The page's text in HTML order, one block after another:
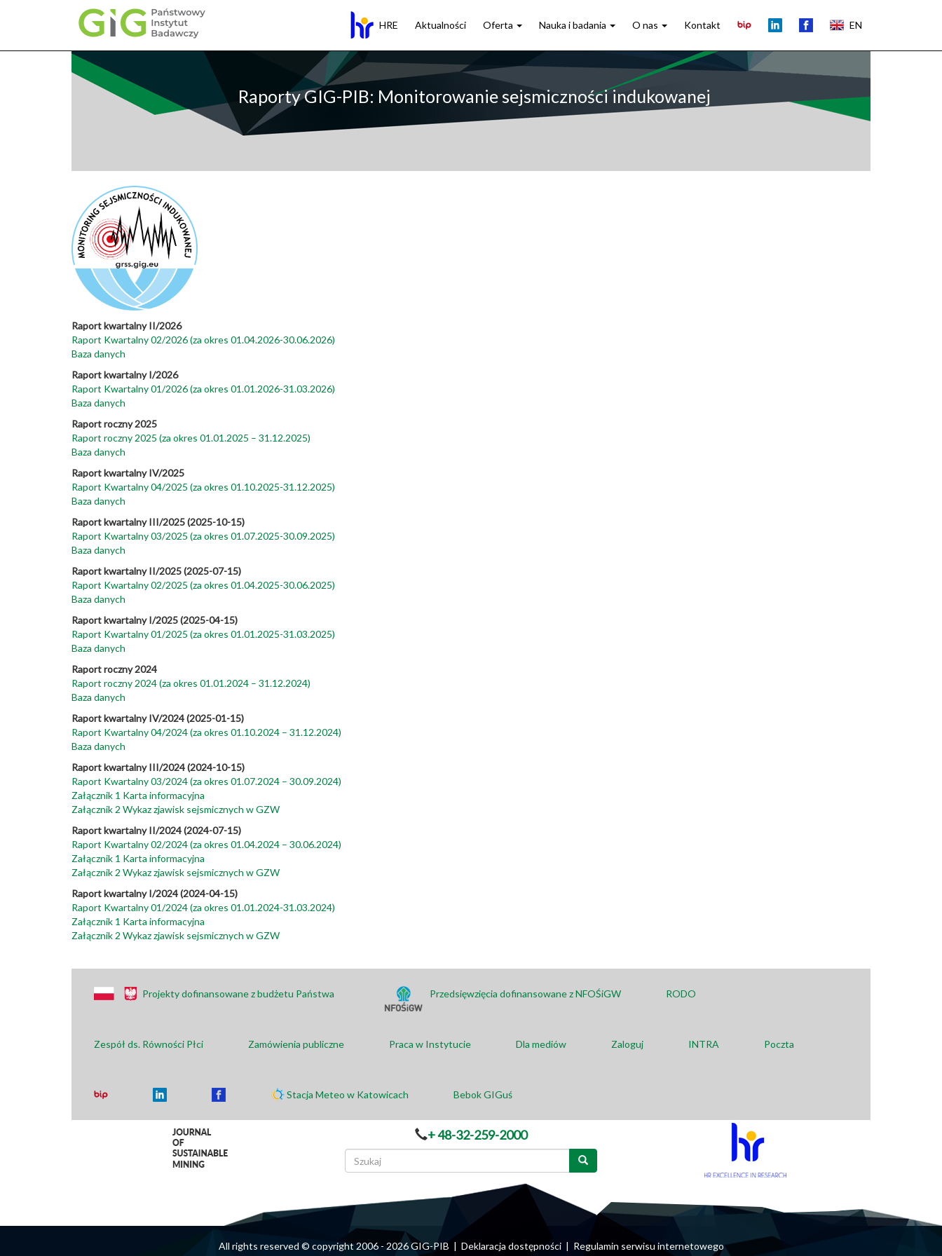
Przejdź
HRE Aktualności Oferta Nauka i badania O nas Kontakt EN
Raporty GIG-PIB: Monitorowanie sejsmiczności indukowanej
Raport kwartalny II/2026
Raport Kwartalny 02/2026 (za okres 01.04.2026-30.06.2026)
Baza danych
Raport kwartalny I/2026
Raport Kwartalny 01/2026 (za okres 01.01.2026-31.03.2026)
Baza danych
Raport roczny 2025
Raport roczny 2025 (za okres 01.01.2025 – 31.12.2025)
Baza danych
Raport kwartalny IV/2025
Raport Kwartalny 04/2025 (za okres 01.10.2025-31.12.2025)
Baza danych
Raport kwartalny III/2025 (2025-10-15)
Raport Kwartalny 03/2025 (za okres 01.07.2025-30.09.2025)
Baza danych
Raport kwartalny II/2025 (2025-07-15)
Raport Kwartalny 02/2025 (za okres 01.04.2025-30.06.2025)
Baza danych
Raport kwartalny I/2025 (2025-04-15)
Raport Kwartalny 01/2025 (za okres 01.01.2025-31.03.2025)
Baza danych
Raport roczny 2024
Raport roczny 2024 (za okres 01.01.2024 – 31.12.2024)
Baza danych
Raport kwartalny IV/2024 (2025-01-15)
Raport Kwartalny 04/2024 (za okres 01.10.2024 – 31.12.2024)
Baza danych
Raport kwartalny III/2024 (2024-10-15)
Raport Kwartalny 03/2024 (za okres 01.07.2024 – 30.09.2024)
Załącznik 1 Karta informacyjna
Załącznik 2 Wykaz zjawisk sejsmicznych w GZW
Raport kwartalny II/2024 (2024-07-15)
Raport Kwartalny 02/2024 (za okres 01.04.2024 – 30.06.2024)
Załącznik 1 Karta informacyjna
Załącznik 2 Wykaz zjawisk sejsmicznych w GZW
Raport kwartalny I/2024 (2024-04-15)
Raport Kwartalny 01/2024 (za okres 01.01.2024-31.03.2024)
Załącznik 1 Karta informacyjna
Załącznik 2 Wykaz zjawisk sejsmicznych w GZW
Projekty dofinansowane z budżetu Państwa Przedsięwzięcia dofinansowane z NFOŚiGW RODO
Zespół ds. Równości Płci Zamówienia publiczne Praca w Instytucie Dla mediów Zaloguj INTRA Poczta
Stacja Meteo w Katowicach Bebok GIGuś
+ 48-32-259-2000
Formularz
All rights reserved © copyright 2006 - 2026 GIG-PIB | Deklaracja dostępności| Regulamin serwisu internetowego